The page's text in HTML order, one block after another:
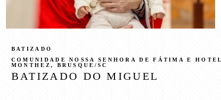
BATIZADO DO MIGUEL
BATIZADO
COMUNIDADE NOSSA SENHORA DE FÁTIMA E
MONTHEZ, BRUSQUE/SC